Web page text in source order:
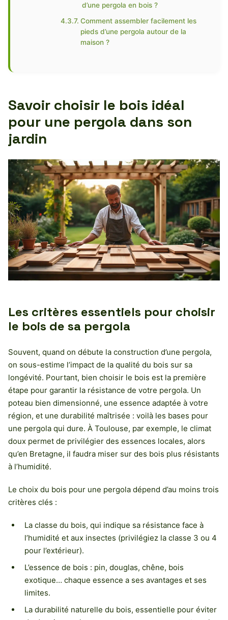
d’une pergola en bois ?
Comment assembler facilement les
pieds d’une pergola autour de la
maison ?
Savoir choisir le bois idéal
pour une pergola dans son
jardin
Les critères essentiels pour choisir
le bois de sa pergola
Souvent, quand on débute la construction d’une pergola,
on sous-estime l’impact de la qualité du bois sur sa
longévité. Pourtant, bien choisir le bois est la première
étape pour garantir la résistance de votre pergola. Un
poteau bien dimensionné, une essence adaptée à votre
région, et une durabilité maîtrisée : voilà les bases pour
une pergola qui dure. À Toulouse, par exemple, le climat
doux permet de privilégier des essences locales, alors
qu’en Bretagne, il faudra miser sur des bois plus résistants
à l’humidité.
Le choix du bois pour une pergola dépend d’au moins trois
critères clés :
La classe du bois, qui indique sa résistance face à
l’humidité et aux insectes (privilégiez la classe 3 ou 4
pour l’extérieur).
L’essence de bois : pin, douglas, chêne, bois
exotique… chaque essence a ses avantages et ses
limites.
La durabilité naturelle du bois, essentielle pour éviter